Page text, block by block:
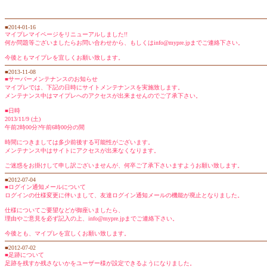
■2014-01-16
マイプレマイページをリニューアルしました!!
何か問題等ございましたらお問い合わせから、もしくはinfo@mypre.jpまでご連絡下さい。
今後ともマイプレを宜しくお願い致します。
■2013-11-08
■サーバーメンテナンスのお知らせ
マイプレでは、下記の日時にサイトメンテナンスを実施致します。
メンテナンス中はマイプレへのアクセスが出来ませんのでご了承下さい。
■日時
2013/11/9 (土)
午前2時00分?午前6時00分の間
時間につきましては多少前後する可能性がございます。
メンテナンス中はサイトにアクセスが出来なくなります。
ご迷惑をお掛けして申し訳ございませんが、何卒ご了承下さいますようお願い致します。
■2012-07-04
■ログイン通知メールについて
ログインの仕様変更に伴いまして、友達ログイン通知メールの機能が廃止となりました。
仕様についてご要望などが御座いましたら、
理由やご意見を必ず記入の上、info@mypre.jpまでご連絡下さい。
今後とも、マイプレを宜しくお願い致します。
■2012-07-02
■足跡について
足跡を残すか残さないかをユーザー様が設定できるようになりました。